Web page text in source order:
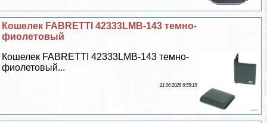
Кошелек FABRETTI 42333LMB-143 темно-
фиолетовый
Кошелек FABRETTI 42333LMB-143 темно-
фиолетовый...
21 06 2026 6:55:15